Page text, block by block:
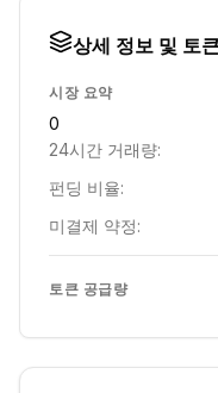
상세 정보 및 토
시장 요약
0
24시간 거래량:
펀딩 비율:
미결제 약정:
토큰 공급량